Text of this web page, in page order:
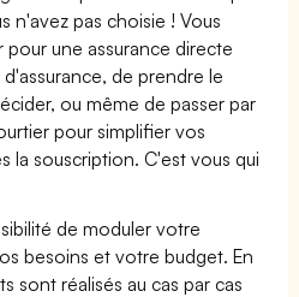
n'avez pas choisie ! Vous
une assurance directe
de prendre le
ou même de passer par
pour simplifier vos
la souscription. C'est vous qui
de moduler votre
besoins et votre budget. En
sont réalisés au cas par cas